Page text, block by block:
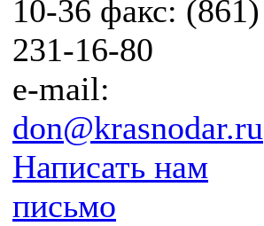
10-36 факс: (861)
231-16-80
e-mail:
don@krasnodar.ru
Написать нам
письмо